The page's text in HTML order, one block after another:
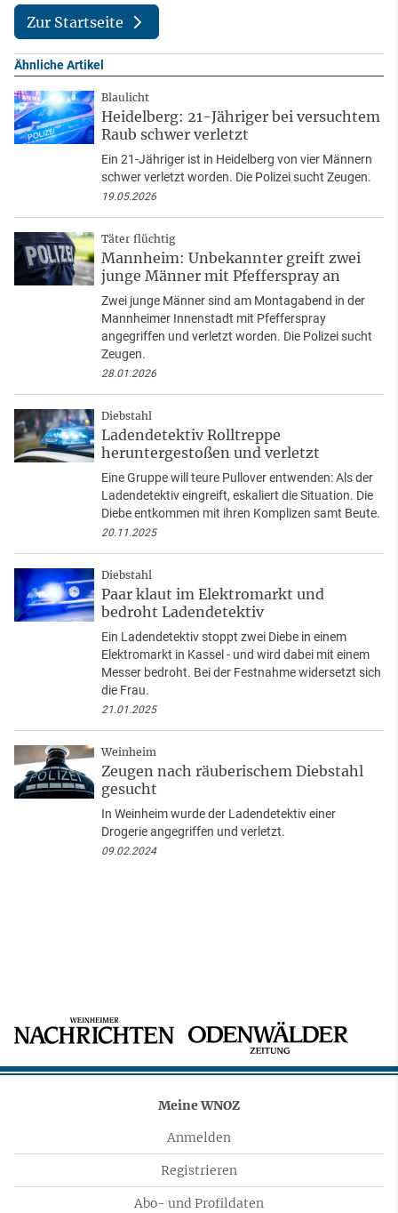
Zur Startseite
Ähnliche Artikel
Blaulicht
Heidelberg: 21-Jähriger bei versuchtem
Raub schwer verletzt
Ein 21-Jähriger ist in Heidelberg von vier Männern
schwer verletzt worden. Die Polizei sucht Zeugen.
19.05.2026
Täter flüchtig
Mannheim: Unbekannter greift zwei
junge Männer mit Pfefferspray an
Zwei junge Männer sind am Montagabend in der
Mannheimer Innenstadt mit Pfefferspray
angegriffen und verletzt worden. Die Polizei sucht
Zeugen.
28.01.2026
Diebstahl
Ladendetektiv Rolltreppe
heruntergestoßen und verletzt
Eine Gruppe will teure Pullover entwenden: Als der
Ladendetektiv eingreift, eskaliert die Situation. Die
Diebe entkommen mit ihren Komplizen samt Beute.
20.11.2025
Diebstahl
Paar klaut im Elektromarkt und
bedroht Ladendetektiv
Ein Ladendetektiv stoppt zwei Diebe in einem
Elektromarkt in Kassel - und wird dabei mit einem
Messer bedroht. Bei der Festnahme widersetzt sich
die Frau.
21.01.2025
Weinheim
Zeugen nach räuberischem Diebstahl
gesucht
In Weinheim wurde der Ladendetektiv einer
Drogerie angegriffen und verletzt.
09.02.2024
Meine WNOZ
Anmelden
Registrieren
Abo- und Profildaten